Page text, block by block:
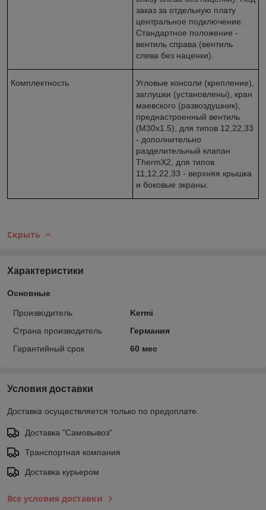
заказ за отдельную плату
центральное подключение.
Стандартное положение -
вентиль справа (вентиль
слева без наценки).
Комплектность
Угловые консоли (крепление),
заглушки (установлены), кран
маевского (развоздушник),
преднастроенный вентиль
(M30x1.5), для типов 12,22,33
- дополнительно
разделительный клапан
ThermX2, для типов
11,12,22,33 - верхняя крышка
и боковые экраны.
Скрыть
Характеристики
Основные
Производитель
Kermi
Страна производитель
Германия
Гарантийный срок
60 мес
Условия доставки
Доставка осуществляется только по предоплате.
Доставка "Самовывоз"
Транспортная компания
Доставка курьером
Все условия доставки